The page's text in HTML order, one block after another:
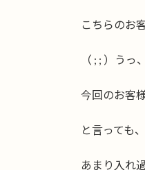
こちらのお
（ ; ; ）うっ
今回のお客
と言っても
あまり入れ